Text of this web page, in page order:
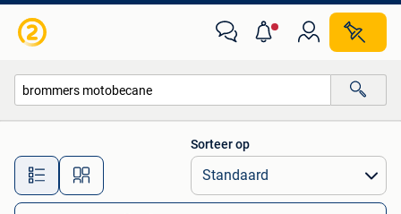
Alle afstanden…
Sorteer op